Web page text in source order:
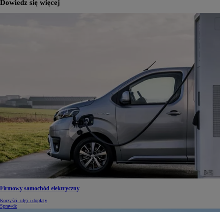
Dowiedz się więcej
Firmowy samochód elektryczny
Korzyści, ulgi i dopłaty
Sprawdź